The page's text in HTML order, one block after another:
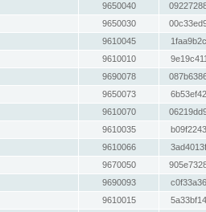
9650040
9650030
9610045
9610010
9690078
9650073
9610070
9610035
9610066
9670050
9690093
9610015